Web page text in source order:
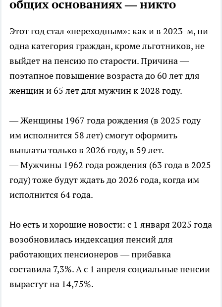
общих основаниях — никто
Этот год стал «переходным»: как и в 2023-м, ни
одна категория граждан, кроме льготников, не
выйдет на пенсию по старости. Причина —
поэтапное повышение возраста до 60 лет для
женщин и 65 лет для мужчин к 2028 году.
— Женщины 1967 года рождения (в 2025 году
им исполнится 58 лет) смогут оформить
выплаты только в 2026 году, в 59 лет.
— Мужчины 1962 года рождения (63 года в 2025
году) тоже будут ждать до 2026 года, когда им
исполнится 64 года.
Но есть и хорошие новости: с 1 января 2025 года
возобновилась индексация пенсий для
работающих пенсионеров — прибавка
составила 7,3%. А с 1 апреля социальные пенсии
вырастут на 14,75%.